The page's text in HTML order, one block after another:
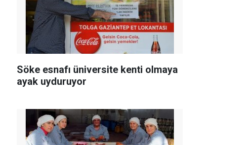
Söke esnafı üniversite kenti olmaya
ayak uyduruyor